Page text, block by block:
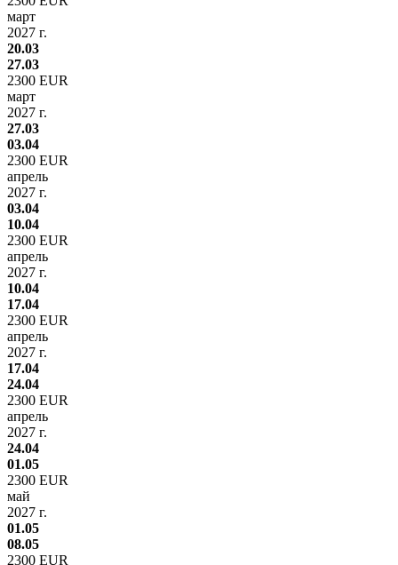
март
2027 г.
20.03
27.03
2300 EUR
март
2027 г.
27.03
03.04
2300 EUR
апрель
2027 г.
03.04
10.04
2300 EUR
апрель
2027 г.
10.04
17.04
2300 EUR
апрель
2027 г.
17.04
24.04
2300 EUR
апрель
2027 г.
24.04
01.05
2300 EUR
май
2027 г.
01.05
08.05
2300 EUR